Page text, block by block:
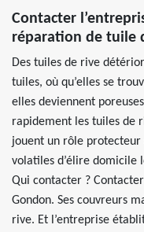
Contacter
réparation de tuile
Des tuiles de rive
tuiles, où qu’elles se
elles deviennent
rapidement les tuiles de
jouent un rôle protecteur
volatiles d’élire domicile
Qui contacter ?
Gondon. Ses couvreurs
rive. Et l’entreprise